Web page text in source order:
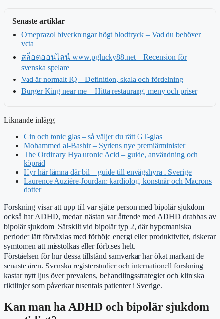
Senaste artiklar
Omeprazol biverkningar högt blodtryck – Vad du behöver
veta
สล็อตออนไลน์ www.pglucky88.net – Recension för
svenska spelare
Vad är normalt IQ – Definition, skala och fördelning
Burger King near me – Hitta restaurang, meny och priser
Liknande inlägg
Gin och tonic glas – så väljer du rätt GT-glas
Mohammed al-Bashir – Syriens nye premiärminister
The Ordinary Hyaluronic Acid – guide, användning och
köpråd
Hyr här lämna där bil – guide till envägshyra i Sverige
Laurence Auzière-Jourdan: kardiolog, konstnär och Macrons
dotter
Forskning visar att upp till var sjätte person med bipolär sjukdom
också har ADHD, medan nästan var åttende med ADHD drabbas av
bipolär sjukdom. Särskilt vid bipolär typ 2, där hypomaniska
perioder lätt förväxlas med förhöjd energi eller produktivitet, riskerar
symtomen att misstolkas eller förbises helt.
Förståelsen för hur dessa tillstånd samverkar har ökat markant de
senaste åren. Svenska registerstudier och internationell forskning
kastar nytt ljus över prevalens, behandlingsstrategier och kliniska
riktlinjer som påverkar tusentals patienter i Sverige.
Kan man ha ADHD och bipolär sjukdom